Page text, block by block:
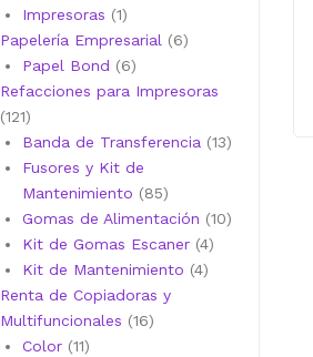
Impresoras 11
producto
Papelería Empresarial 66
Papel Bond 66
productos
Refacciones para Impresoras
121121
productos
Banda de Transferencia 1313
Fusores y Kit de
Mantenimiento
8585
productos
Gomas de Alimentación 1010
Kit de Gomas Escaner 44
Kit de Mantenimiento 44
Renta de Copiadoras y
Multifuncionales
1616
Color 1111